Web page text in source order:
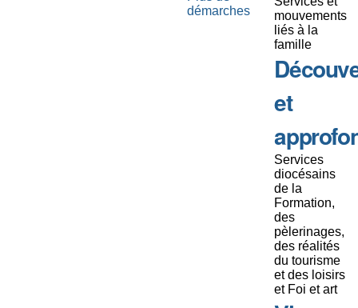
démarches
mouvements
liés à la
famille
et
Services
diocésains
de la
Formation,
des
pèlerinages,
des réalités
du tourisme
et des loisirs
et Foi et art